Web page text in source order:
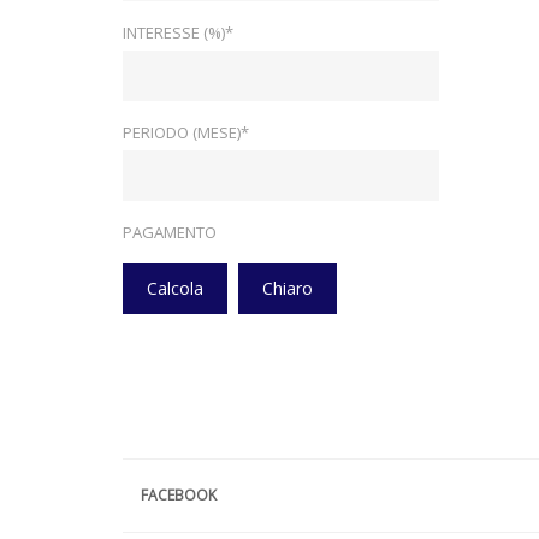
INTERESSE (%)*
PERIODO (MESE)*
PAGAMENTO
Calcola Chiaro
FACEBOOK